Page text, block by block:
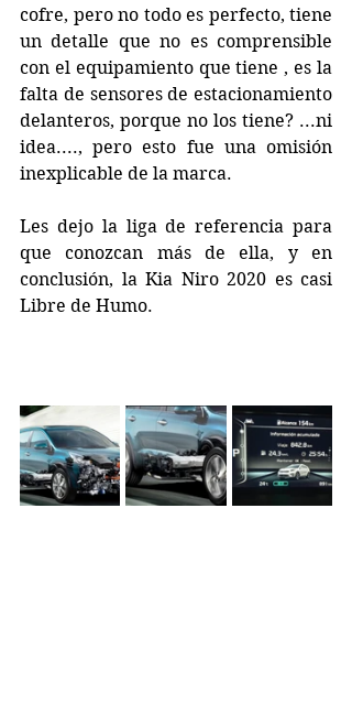
cofre, pero no todo es perfecto, tiene
un detalle que no es comprensible
con el equipamiento que tiene , es la
falta de sensores de estacionamiento
delanteros, porque no los tiene? ...ni
idea...., pero esto fue una omisión
inexplicable de la marca.
Les dejo la liga de referencia para
que conozcan más de ella, y en
conclusión, la Kia Niro 2020 es casi
Libre de Humo.